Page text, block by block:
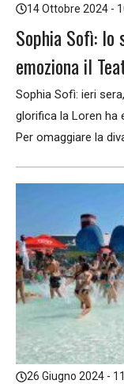
14 Ottobre 2024 -
Sophia Sofì: lo
emoziona il
Sophia Sofì: ieri
glorifica la Loren ha
Per omaggiare la
26 Giugno 2024 -